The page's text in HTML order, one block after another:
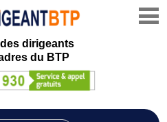
dirigeants
du BTP